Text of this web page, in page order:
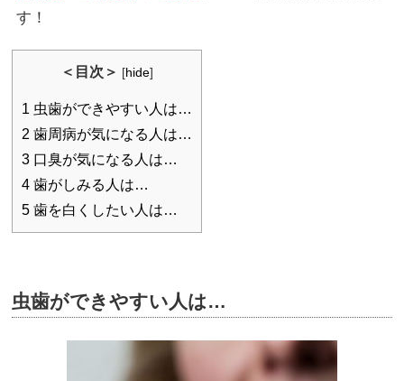
す！
＜目次＞ [hide]
1 虫歯ができやすい人は…
2 歯周病が気になる人は…
3 口臭が気になる人は…
4 歯がしみる人は…
5 歯を白くしたい人は…
虫歯ができやすい人は…